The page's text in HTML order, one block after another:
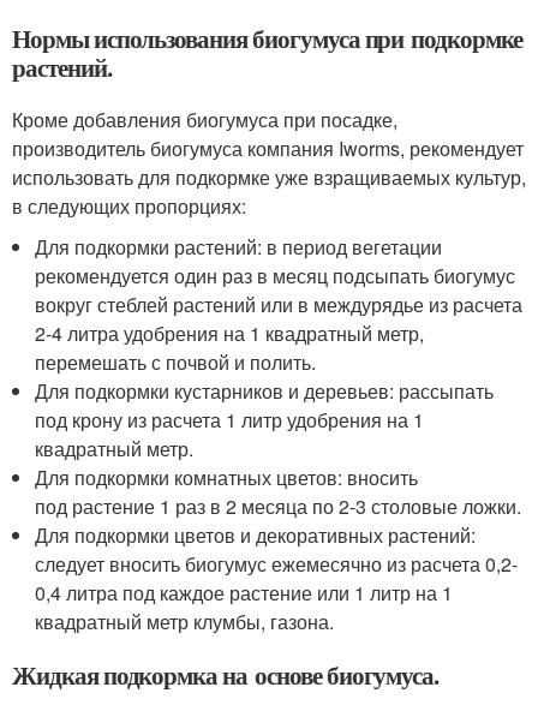
Нормы использования биогумуса при подкормке
растений.
Кроме добавления биогумуса при посадке,
производитель биогумуса компания Iworms, рекомендует
использовать для подкормке уже взращиваемых культур,
в следующих пропорциях:
Для подкормки растений: в период вегетации
рекомендуется один раз в месяц подсыпать биогумус
вокруг стеблей растений или в междурядье из расчета
2-4 литра удобрения на 1 квадратный метр,
перемешать с почвой и полить.
Для подкормки кустарников и деревьев: рассыпать
под крону из расчета 1 литр удобрения на 1
квадратный метр.
Для подкормки комнатных цветов: вносить
под растение 1 раз в 2 месяца по 2-3 столовые ложки.
Для подкормки цветов и декоративных растений:
следует вносить биогумус ежемесячно из расчета 0,2-
0,4 литра под каждое растение или 1 литр на 1
квадратный метр клумбы, газона.
Жидкая подкормка на основе биогумуса.